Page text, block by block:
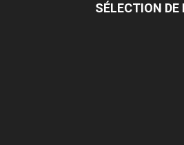
SÉLECTION DE